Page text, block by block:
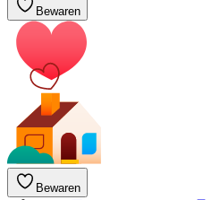
Bewaren
Bewaren